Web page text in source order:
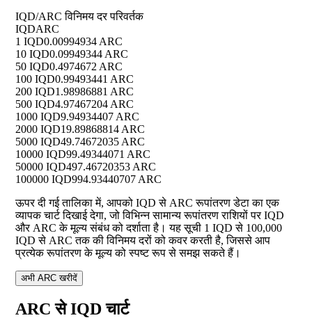
IQD/ARC विनिमय दर परिवर्तक
IQDARC
1 IQD0.00994934 ARC
10 IQD0.09949344 ARC
50 IQD0.4974672 ARC
100 IQD0.99493441 ARC
200 IQD1.98986881 ARC
500 IQD4.97467204 ARC
1000 IQD9.94934407 ARC
2000 IQD19.89868814 ARC
5000 IQD49.74672035 ARC
10000 IQD99.49344071 ARC
50000 IQD497.46720353 ARC
100000 IQD994.93440707 ARC
ऊपर दी गई तालिका में, आपको IQD से ARC रूपांतरण डेटा का एक
व्यापक चार्ट दिखाई देगा, जो विभिन्न सामान्य रूपांतरण राशियों पर IQD
और ARC के मूल्य संबंध को दर्शाता है। यह सूची 1 IQD से 100,000
IQD से ARC तक की विनिमय दरों को कवर करती है, जिससे आप
प्रत्येक रूपांतरण के मूल्य को स्पष्ट रूप से समझ सकते हैं।
अभी ARC खरीदें
ARC से IQD चार्ट